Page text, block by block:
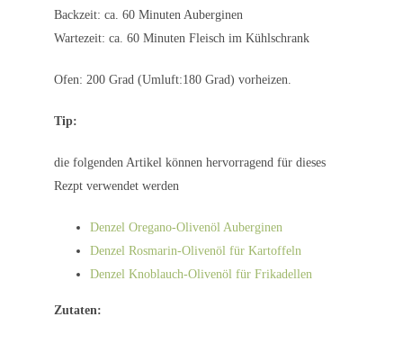
Backzeit: ca. 60 Minuten Auberginen
Wartezeit: ca. 60 Minuten Fleisch im Kühlschrank
Ofen: 200 Grad (Umluft:180 Grad) vorheizen.
Tip:
die folgenden Artikel können hervorragend für dieses
Rezpt verwendet werden
Denzel Oregano-Olivenöl Auberginen
Denzel Rosmarin-Olivenöl für Kartoffeln
Denzel Knoblauch-Olivenöl für Frikadellen
Zutaten: